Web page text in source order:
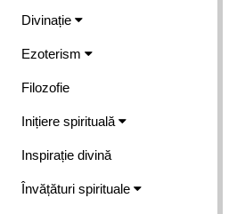
Divinație
Ezoterism
Filozofie
Inițiere spirituală
Inspirație divină
Învățături spirituale